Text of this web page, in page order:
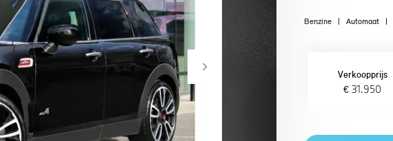
5-DEURS
COOPER WORKS
SMITH EDITION
Benzine | Automaat |
Verkoopprijs
€ 31.950